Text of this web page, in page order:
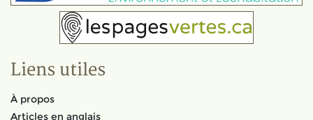
Liens utiles
À propos
Articles en anglais